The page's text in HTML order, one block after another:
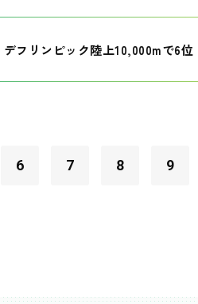
フリンピック陸上10,000mで6位
6 7 8 9